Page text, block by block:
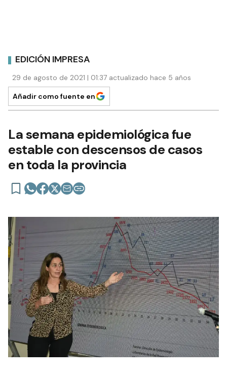
EDICIÓN IMPRESA
29 de agosto de 2021 | 01:37 actualizado hace 5 años
Añadir como fuente en
La semana epidemiológica fue
estable con descensos de casos
en toda la provincia